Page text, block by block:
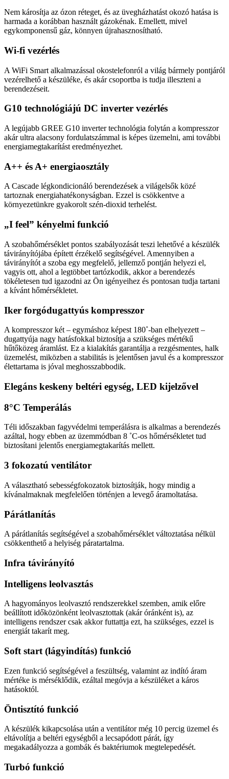
Nem károsítja az ózon réteget, és az üvegházhatást okozó hatása is
harmada a korábban használt gázokénak. Emellett, mivel
egykomponensű gáz, könnyen újrahasznosítható.
Wi-fi vezérlés
A WiFi Smart alkalmazással okostelefonról a világ bármely pontjáról
vezérelhető a készüléke, és akár csoportba is tudja illeszteni a
berendezéseit.
G10 technológiájú DC inverter vezérlés
A legújabb GREE G10 inverter technológia folytán a kompresszor
akár ultra alacsony fordulatszámmal is képes üzemelni, ami további
energiamegtakarítást eredményezhet.
A++ és A+ energiaosztály
A Cascade légkondicionáló berendezések a világelsők közé
tartoznak energiahatékonyságban. Ezzel is csökkentve a
környezetünkre gyakorolt szén-dioxid terhelést.
„I feel” kényelmi funkció
A szobahőmérséklet pontos szabályozását teszi lehetővé a készülék
távirányítójába épített érzékelő segítségével. Amennyiben a
távirányítót a szoba egy megfelelő, jellemző pontján helyezi el,
vagyis ott, ahol a legtöbbet tartózkodik, akkor a berendezés
tökéletesen tud igazodni az Ön igényeihez és pontosan tudja tartani
a kívánt hőmérsékletet.
Iker forgódugattyús kompresszor
A kompresszor két – egymáshoz képest 180˚-ban elhelyezett –
dugattyúja nagy hatásfokkal biztosítja a szükséges mértékű
hűtőközeg áramlást. Ez a kialakítás garantálja a rezgésmentes, halk
üzemelést, miközben a stabilitás is jelentősen javul és a kompresszor
élettartama is jóval meghosszabbodik.
Elegáns keskeny beltéri egység, LED kijelzővel
8°C Temperálás
Téli időszakban fagyvédelmi temperálásra is alkalmas a berendezés
azáltal, hogy ebben az üzemmódban 8 ˚C-os hőmérsékletet tud
biztosítani jelentős energiamegtakarítás mellett.
3 fokozatú ventilátor
A választható sebességfokozatok biztosítják, hogy mindig a
kívánalmaknak megfelelően történjen a levegő áramoltatása.
Párátlanítás
A párátlanítás segítségével a szobahőmérséklet változtatása nélkül
csökkenthető a helyiség páratartalma.
Infra távirányító
Intelligens leolvasztás
A hagyományos leolvasztó rendszerekkel szemben, amik előre
beállított időközönként leolvasztottak (akár óránként is), az
intelligens rendszer csak akkor futtattja ezt, ha szükséges, ezzel is
energiát takarít meg.
Soft start (lágyindítás) funkció
Ezen funkció segítségével a feszültség, valamint az indító áram
mértéke is mérséklődik, ezáltal megóvja a készüléket a káros
hatásoktól.
Öntisztító funkció
A készülék kikapcsolása után a ventilátor még 10 percig üzemel és
eltávolítja a beltéri egységből a lecsapódott párát, így
megakadályozza a gombák és baktériumok megtelepedését.
Turbó funkció